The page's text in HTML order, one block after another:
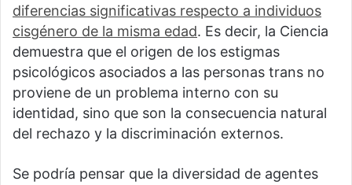
diferencias significativas respecto a individuos
cisgénero de la misma edad. Es decir, la Ciencia
demuestra que el origen de los estigmas
psicológicos asociados a las personas trans no
proviene de un problema interno con su
identidad, sino que son la consecuencia natural
del rechazo y la discriminación externos.
Se podría pensar que la diversidad de agentes